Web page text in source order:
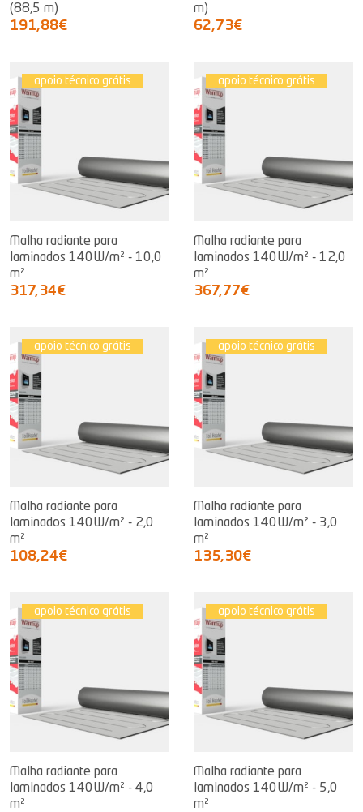
(88,5 m)
191,88€
m)
62,73€
apoio técnico grátis
Malha radiante para
laminados 140W/m² - 10,0
m²
317,34€
apoio técnico grátis
Malha radiante para
laminados 140W/m² - 12,0
m²
367,77€
apoio técnico grátis
Malha radiante para
laminados 140W/m² - 2,0
m²
108,24€
apoio técnico grátis
Malha radiante para
laminados 140W/m² - 3,0
m²
135,30€
apoio técnico grátis
Malha radiante para
laminados 140W/m² - 4,0
m²
apoio técnico grátis
Malha radiante para
laminados 140W/m² - 5,0
m²